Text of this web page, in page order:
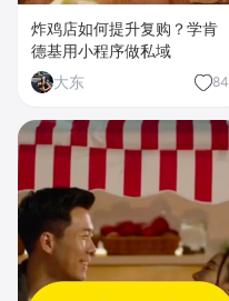
炸鸡店如何提升复购？学肯
德基用小程序做私域
大东
84